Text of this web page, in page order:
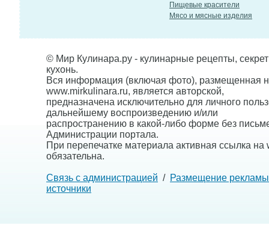
Пищевые красители
Мясо и мясные изделия
© Мир Кулинара.ру - кулинарные рецепты,
кухонь.
Вся информация (включая фото), размещенная
www.mirkulinara.ru, является авторской,
предназначена исключительно для личного
дальнейшему воспроизведению и/или
распространению в какой-либо форме без
Администрации портала.
При перепечатке материала активная ссылка на
обязательна.
Связь с администрацией / Размещение рекламы
источники